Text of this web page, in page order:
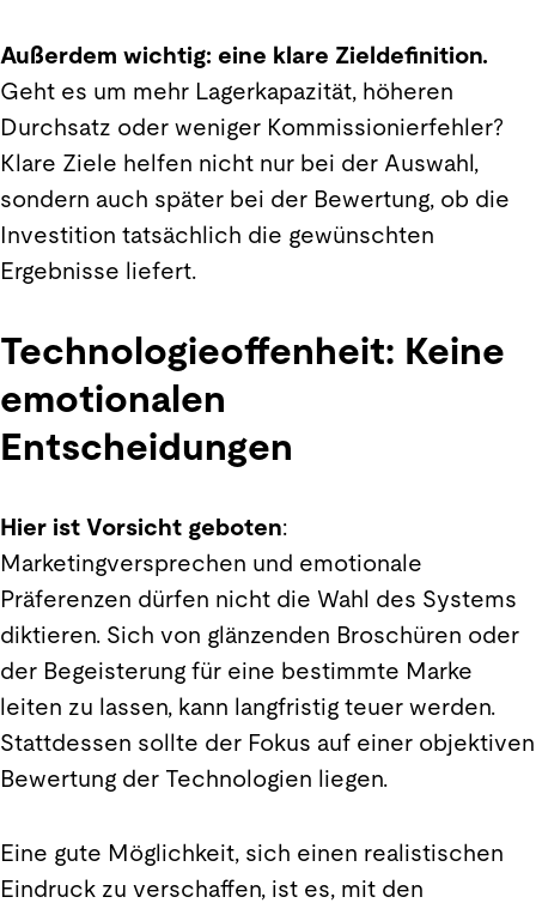
Außerdem wichtig: eine klare Zieldefinition.
Geht es um mehr Lagerkapazität, höheren
Durchsatz oder weniger Kommissionierfehler?
Klare Ziele helfen nicht nur bei der Auswahl,
sondern auch später bei der Bewertung, ob die
Investition tatsächlich die gewünschten
Ergebnisse liefert.
Technologieoffenheit: Keine
emotionalen
Entscheidungen
Hier ist Vorsicht geboten:
Marketingversprechen und emotionale
Präferenzen dürfen nicht die Wahl des Systems
diktieren. Sich von glänzenden Broschüren oder
der Begeisterung für eine bestimmte Marke
leiten zu lassen, kann langfristig teuer werden.
Stattdessen sollte der Fokus auf einer objektiven
Bewertung der Technologien liegen.
Eine gute Möglichkeit, sich einen realistischen
Eindruck zu verschaffen, ist es, mit den